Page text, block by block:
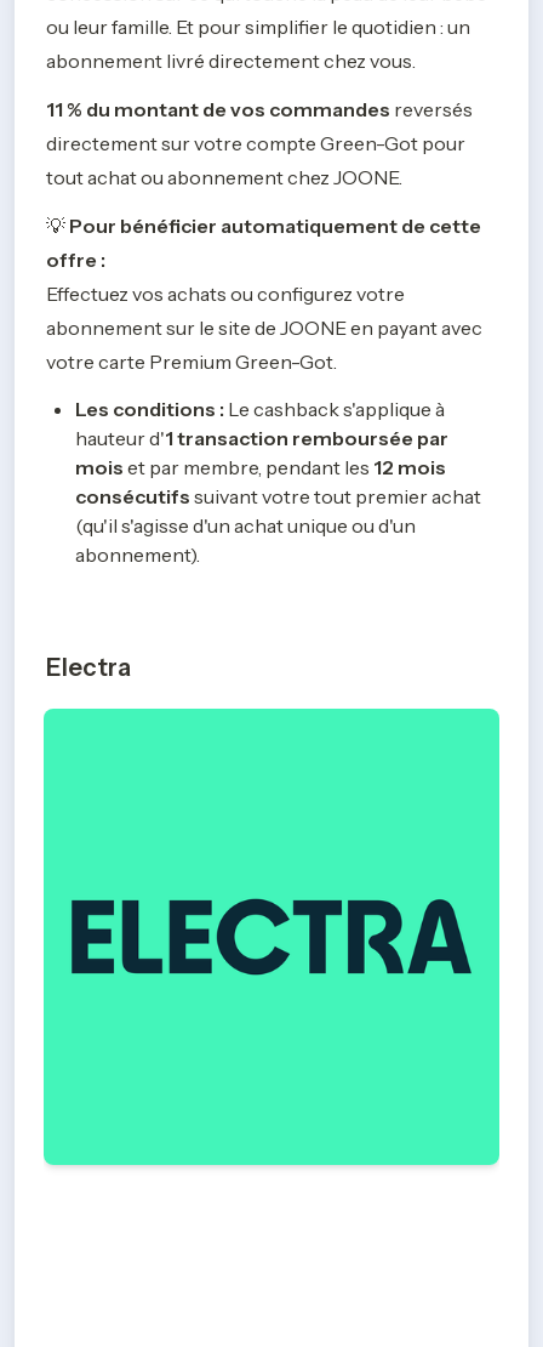
ou leur famille. Et pour simplifier le quotidien : un
abonnement livré directement chez vous.
11 % du montant de vos commandes reversés
directement sur votre compte Green-Got pour
tout achat ou abonnement chez JOONE.
💡 Pour bénéficier automatiquement de cette
offre :
Effectuez vos achats ou configurez votre
abonnement sur le site de JOONE en payant avec
votre carte Premium Green-Got.
Les conditions : Le cashback s'applique à
hauteur d'1 transaction remboursée par
mois et par membre, pendant les 12 mois
consécutifs suivant votre tout premier achat
(qu'il s'agisse d'un achat unique ou d'un
abonnement).
Electra